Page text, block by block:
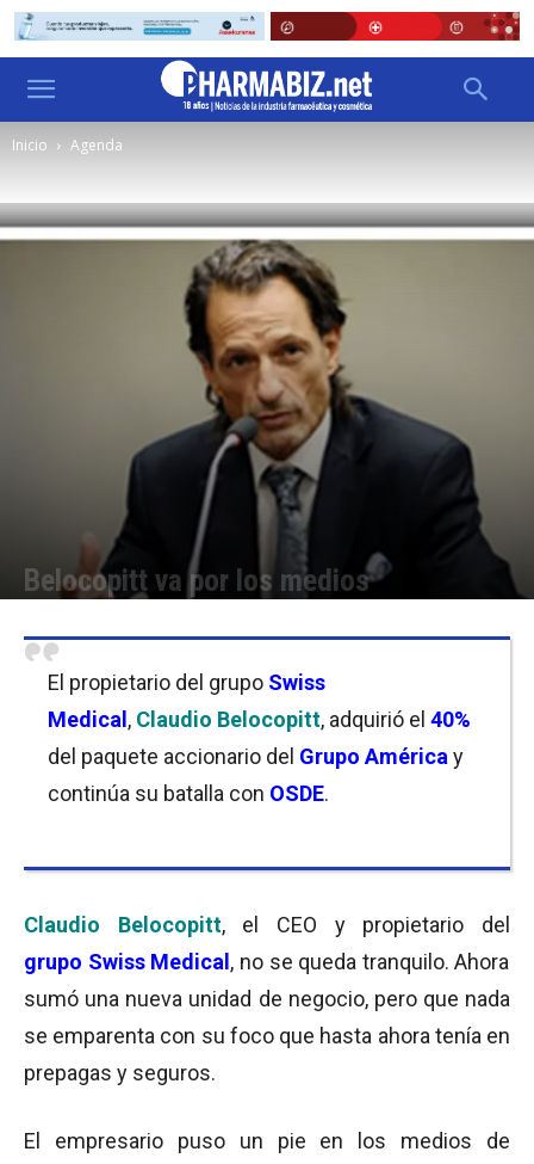
Inicio Agenda
Belocopitt va por los medios
El propietario del grupo Swiss
Medical , Claudio Belocopitt, adquirió el 40%
del paquete accionario del Grupo América y
continúa su batalla con OSDE.
Claudio Belocopitt, el CEO y propietario del
grupo Swiss Medical , no se queda tranquilo. Ahora
sumó una nueva unidad de negocio, pero que nada
se emparenta con su foco que hasta ahora tenía en
prepagas y seguros.
El empresario puso un pie en los medios de